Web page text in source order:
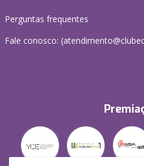
Perguntas frequentes
Fale conosco: (